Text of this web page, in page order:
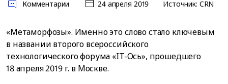
Комментарии 24 апреля 2019 Источник: CRN
«Метаморфозы». Именно это слово стало ключевым
в названии второго всероссийского
технологического форума «IT-Ось», прошедшего
18 апреля 2019 г. в Москве.